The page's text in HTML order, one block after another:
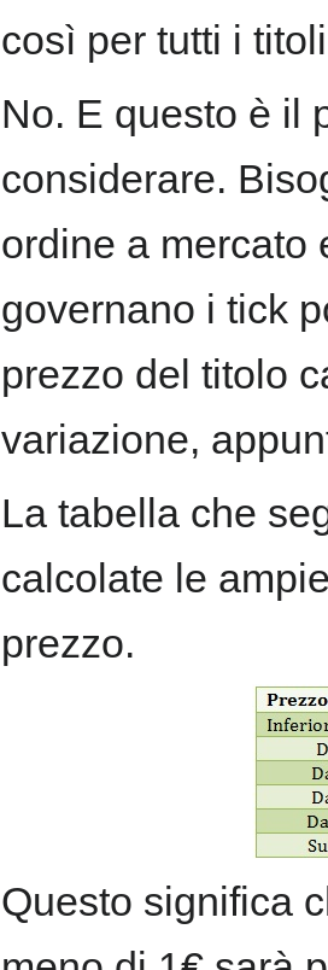
così per tutti i
No. E questo è il
considerare.
ordine a mercato
governano i tick
prezzo del titolo
variazione,
La tabella che
calcolate le
prezzo.
Questo significa